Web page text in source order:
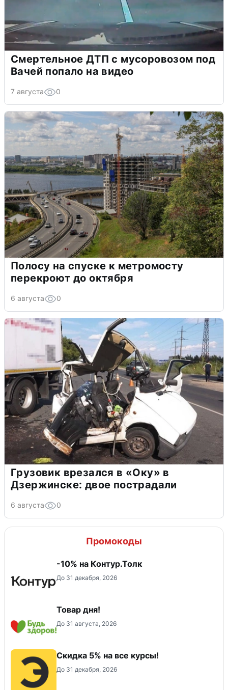
Смертельное ДТП с мусоровозом под
Вачей попало на видео
7 августа 0
Полосу на спуске к метромосту
перекроют до октября
6 августа 0
Грузовик врезался в «Оку» в
Дзержинске: двое пострадали
6 августа 0
Промокоды
-10% на Контур.Толк
До 31 декабря, 2026
Товар дня!
До 31 августа, 2026
Скидка 5% на все курсы!
До 31 декабря, 2026